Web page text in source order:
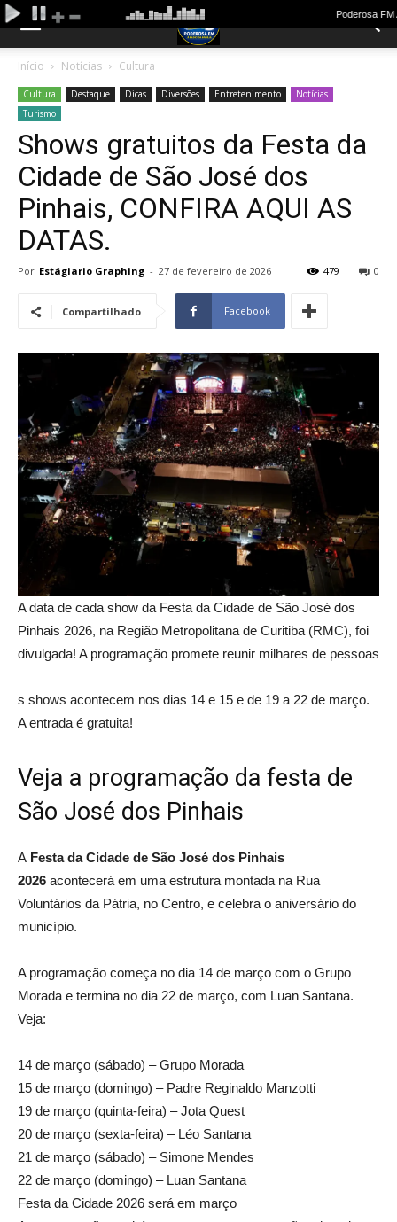
Início Notícias Cultura
Cultura Destaque Dicas Diversões Entretenimento
Notícias
Turismo
Shows gratuitos da Festa da
Cidade de São José dos
Pinhais, CONFIRA AQUI AS
DATAS.
Por Estágiario Graphing - 27 de fevereiro de 2026 0
479
Compartilhado Facebook
A data de cada show da Festa da Cidade de São José dos
Pinhais 2026, na Região Metropolitana de Curitiba (RMC), foi
divulgada! A programação promete reunir milhares de pessoas
s shows acontecem nos dias 14 e 15 e de 19 a 22 de março.
A entrada é gratuita!
Veja a programação da festa de
São José dos Pinhais
A Festa da Cidade de São José dos Pinhais
2026 acontecerá em uma estrutura montada na Rua
Voluntários da Pátria, no Centro, e celebra o aniversário do
município.
A programação começa no dia 14 de março com o Grupo
Morada e termina no dia 22 de março, com Luan Santana.
Veja:
14 de março (sábado) – Grupo Morada
15 de março (domingo) – Padre Reginaldo Manzotti
19 de março (quinta-feira) – Jota Quest
20 de março (sexta-feira) – Léo Santana
21 de março (sábado) – Simone Mendes
22 de março (domingo) – Luan Santana
Festa da Cidade 2026 será em março